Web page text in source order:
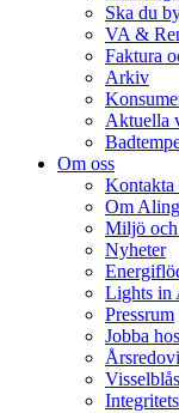
Ska du
VA &
Faktura
Arkiv
Aktuella
Om oss
Kontakta
Om
Miljö
Nyheter
Lights in
Pressrum
Jobba